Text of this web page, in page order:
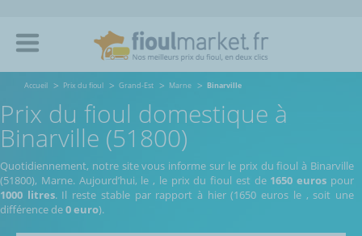
Accueil Prix du fioul Grand-Est Marne Binarville
Prix du fioul domestique à
Binarville (51800)
Quotidiennement, notre site vous informe sur le prix du fioul à Binarville
(51800), Marne. Aujourd’hui, le, le prix du fioul est de 1650 euros pour
1000 litres. Il reste stable par rapport à hier (1650 euros le , soit une
différence de0 euro).